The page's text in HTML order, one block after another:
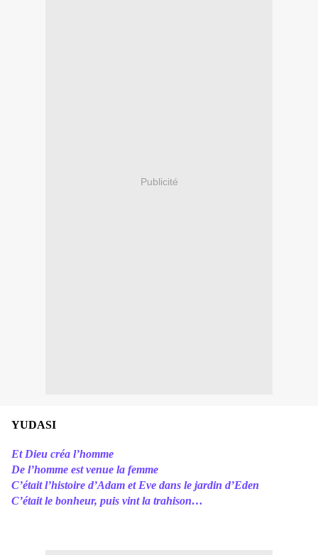
Publicité
YUDASI
Et Dieu créa l’homme
De l’homme est venue la femme
C’était l’histoire d’Adam et Eve dans le jardin d’Eden
C’était le bonheur, puis vint la trahison…